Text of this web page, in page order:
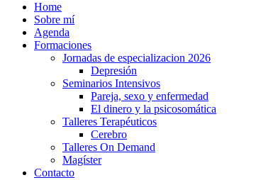
Home
Sobre mí
Agenda
Formaciones
Jornadas de especializacion 2026
Depresión
Seminarios Intensivos
Pareja, sexo y enfermedad
El dinero y la psicosomática
Talleres Terapéuticos
Cerebro
Talleres On Demand
Magíster
Contacto